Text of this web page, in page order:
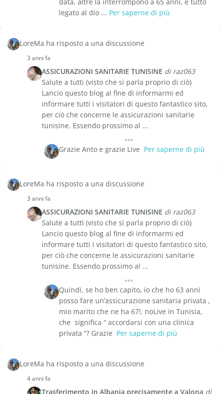
legato al dio ... Per saperne di più
LoreMa ha risposto a una discussione
3 anni fa
ASSICURAZIONI SANITARIE TUNISINE di raz063
Salute a tutti (visto che si parla proprio di ciò)
Lancio questo blog al fine di informarmi ed
informare tutti i visitatori di questo fantastico sito,
per ciò che concerne le assicurazioni sanitarie
tunisine. Essendo prossimo al ...
Grazie Anto e grazie Live Per saperne di più
LoreMa ha risposto a una discussione
3 anni fa
ASSICURAZIONI SANITARIE TUNISINE di raz063
Salute a tutti (visto che si parla proprio di ciò)
Lancio questo blog al fine di informarmi ed
informare tutti i visitatori di questo fantastico sito,
per ciò che concerne le assicurazioni sanitarie
tunisine. Essendo prossimo al ...
Quindi, se ho ben capito, io che ho 63 anni
posso fare un’assicurazione sanitaria privata ,
mio marito che ne ha 67!, noLive in Tunisia,
che significa “ accordarsi con una clinica
privata “? Grazie Per saperne di più
LoreMa ha risposto a una discussione
4 anni fa
Trasferimento in Albania precisamente a Valona di